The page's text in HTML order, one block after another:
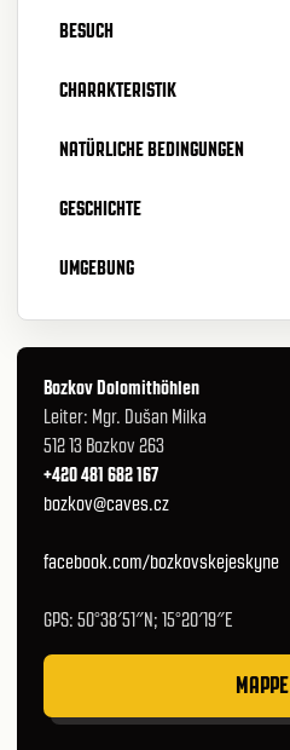
BESUCH
CHARAKTERISTIK
NATÜRLICHE BEDINGUNGEN
GESCHICHTE
UMGEBUNG
Bozkov Dolomithöhlen
Leiter: Mgr. Dušan Milka
512 13 Bozkov 263
+420 481 682 167
bozkov@caves.cz
facebook.com/bozkovskejeskyne
GPS: 50°38′51″N; 15°20′19″E
MAPPE